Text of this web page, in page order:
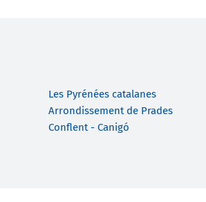
Les Pyrénées catalanes
Arrondissement de Prades
Conflent - Canigó